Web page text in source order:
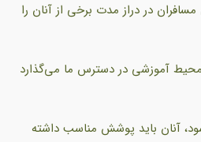
در دراز مدت برخی از آنان را
محیط آموزشی در دسترس ما می‌گذارد
آنان باید پوشش مناسب داشته